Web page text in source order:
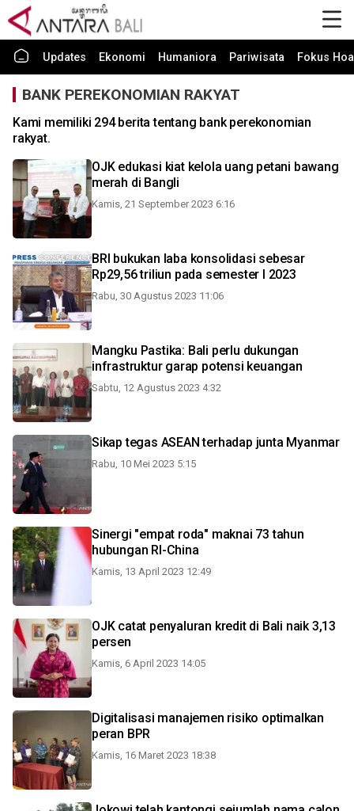
Updates Ekonomi Humaniora Pariwisata Fokus
BANK PEREKONOMIAN RAKYAT
Kami memiliki 294 berita tentang bank perekonomian
rakyat.
OJK edukasi kiat kelola uang petani bawang
merah di Bangli
Kamis, 21 September 2023 6:16
BRI bukukan laba konsolidasi sebesar
Rp29,56 triliun pada semester I 2023
Rabu, 30 Agustus 2023 11:06
Mangku Pastika: Bali perlu dukungan
infrastruktur garap potensi keuangan
Sabtu, 12 Agustus 2023 4:32
Sikap tegas ASEAN terhadap junta Myanmar
Rabu, 10 Mei 2023 5:15
Sinergi "empat roda" maknai 73 tahun
hubungan RI-China
Kamis, 13 April 2023 12:49
OJK catat penyaluran kredit di Bali naik 3,13
persen
Kamis, 6 April 2023 14:05
Digitalisasi manajemen risiko optimalkan
peran BPR
Kamis, 16 Maret 2023 18:38